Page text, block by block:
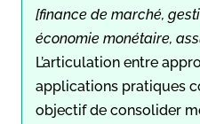
[finance de marché,
économie monétaire,
L’articulation entre
applications pratiques
objectif de consolider